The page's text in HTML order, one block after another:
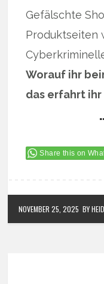
Gefälschte
Produktseiten
Worauf ihr
das erfahrt
Share this on
NOVEMBER 25, 2025 BY